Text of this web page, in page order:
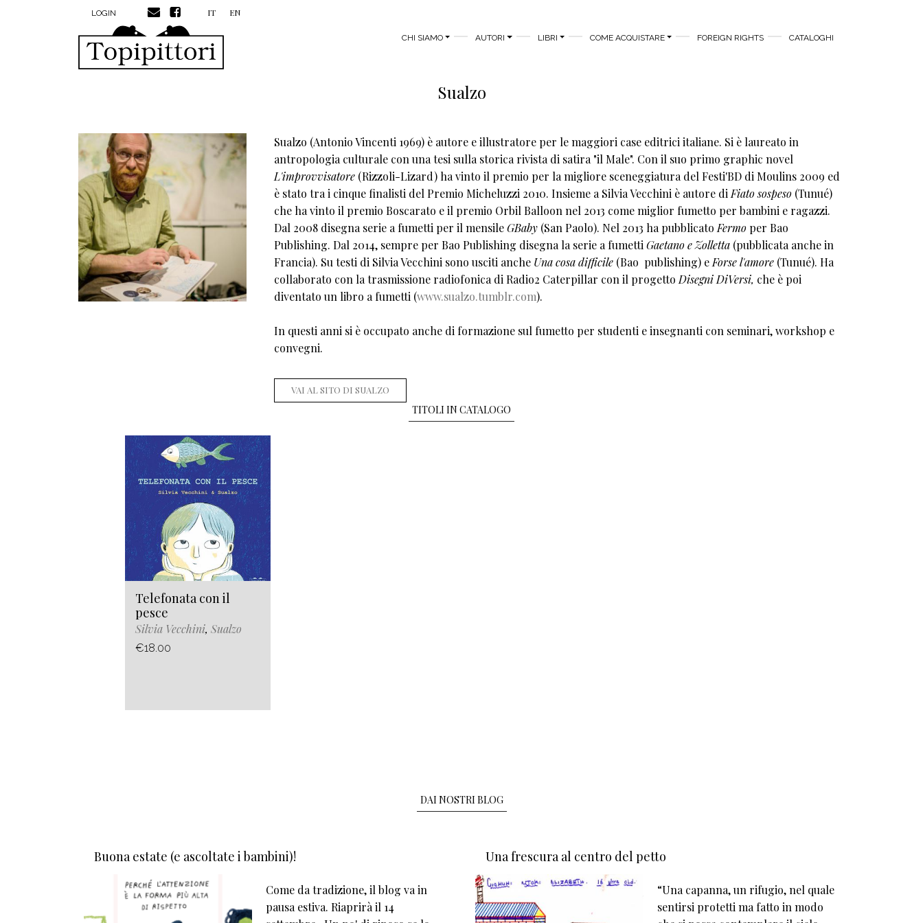
Salta al contenuto principale
MENU PROFILO UTENTE
LOGIN IT EN
MAIN MENU
CHI SIAMO AUTORI LIBRI COME ACQUISTARE FOREIGN RIGHTS CATALOGHI
Sualzo
Sualzo (Antonio Vincenti 1969) è autore e illustratore per le maggiori case editrici italiane. Si è laureato in
antropologia culturale con una tesi sulla storica rivista di satira "il Male". Con il suo primo graphic novel
L'improvvisatore (Rizzoli-Lizard) ha vinto il premio per la migliore sceneggiatura del Festi'BD di Moulins 2009 ed
è stato tra i cinque finalisti del Premio Micheluzzi 2010. Insieme a Silvia Vecchini è autore di Fiato sospeso (Tunué)
che ha vinto il premio Boscarato e il premio Orbil Balloon nel 2013 come miglior fumetto per bambini e ragazzi.
Dal 2008 disegna serie a fumetti per il mensileGBaby (San Paolo). Nel 2013 ha pubblicato Fermo per Bao
Publishing. Dal 2014, sempre per Bao Publishing disegna la serie a fumetti Gaetano e Zolletta (pubblicata anche in
Francia). Su testi di Silvia Vecchini sono usciti anche Una cosa difficile (Bao publishing) e Forse l'amore (Tunué). Ha
collaborato con la trasmissione radiofonica di Radio2 Caterpillar con il progetto Disegni DiVersi, che è poi
diventato un libro a fumetti (www.sualzo.tumblr.com).
In questi anni si è occupato anche di formazione sul fumetto per studenti e insegnanti con seminari, workshop e
convegni.
VAI AL SITO DI SUALZO
TITOLI IN CATALOGO
Telefonata con il
pesce
Silvia Vecchini, Sualzo
€18.00
DAI NOSTRI BLOG
Buona estate (e ascoltate i bambini)!
Come da tradizione, il blog va in
pausa estiva. Riaprirà il 14
Una frescura al centro del petto
“Una capanna, un rifugio, nel quale
sentirsi protetti ma fatto in modo